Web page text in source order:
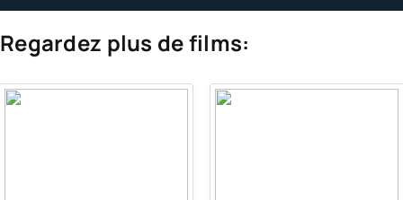
Regardez plus de films: